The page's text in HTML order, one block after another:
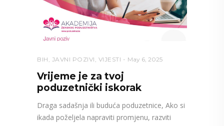
BIH JAVNI POZIVI VIJESTI May 6, 2025
Vrijeme je za tvoj
poduzetnički iskorak
Draga sadašnja ili buduća poduzetnice, Ako si
ikada poželjela napraviti promjenu, razviti